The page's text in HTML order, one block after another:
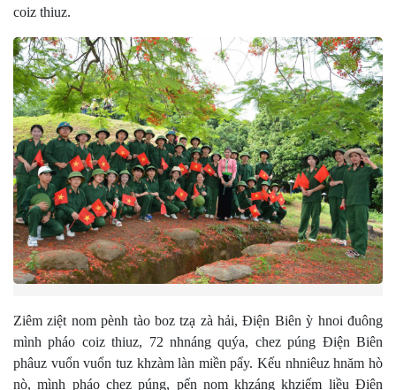
coiz thiuz.
Ziêm ziệt nom pènh tào boz tzạ zà hải, Điện Biên ỳ hnoi đuông
mình pháo coiz thiuz, 72 nhnáng quýa, chez púng Điện Biên
phâuz vuổn vuổn tuz khzàm làn miền pẩy. Kếu nhniêuz hnăm hò
nò, mình pháo chez púng, pến nom khzáng khziếm liều Điên